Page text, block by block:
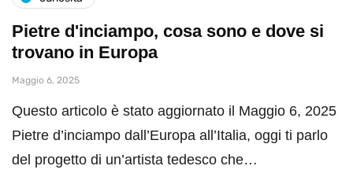
Pietre d'inciampo, cosa sono e dove si
trovano in Europa
Maggio 6, 2025
Questo articolo è stato aggiornato il Maggio 6, 2025
Pietre d’inciampo dall’Europa all’Italia, oggi ti parlo
del progetto di un’artista tedesco che…